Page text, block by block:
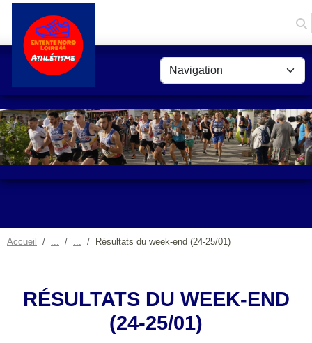
Accueil Résultats du week-end (24-25/01)
RÉSULTATS DU WEEK-END
(24-25/01)